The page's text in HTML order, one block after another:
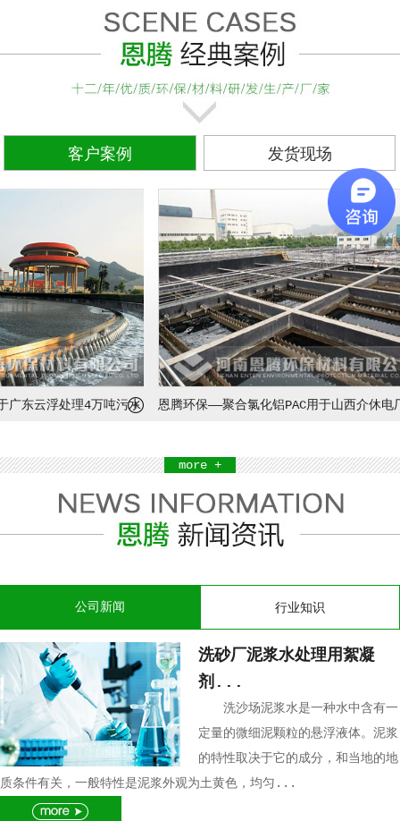
客户案例 发货现场
东云浮处理4万吨污水 恩腾环保——聚合氯化铝PAC用于山西介休电
more +
公司新闻 行业知识
洗砂厂泥浆水处理用絮凝
剂...
洗沙场泥浆水是一种水中含有一
定量的微细泥颗粒的悬浮液体。泥浆
的特性取决于它的成分，和当地的地
质条件有关，一般特性是泥浆外观为土黄色，均匀...